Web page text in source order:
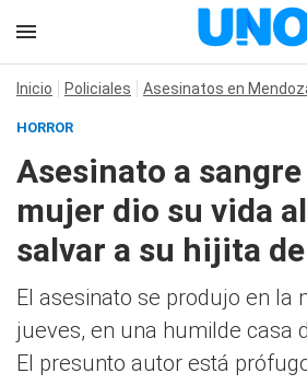
Inicio Policiales Asesinatos en
HORROR
Asesinato a
mujer dio su vida
salvar a su hijita
El asesinato se produjo en la
jueves, en una humilde casa
El presunto autor está